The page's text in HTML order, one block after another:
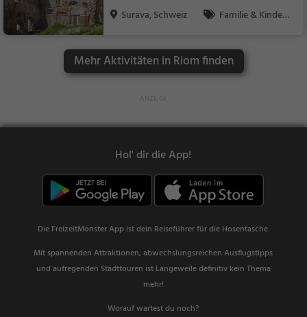
Surava, Schweiz
Familie & Kinder,
Mehr Aktivitäten in Riom finden
Hol' dir die App!
Die FreizeitMonster App ist dein Reiseführer für die Hosentasche.
Mit spannenden Attraktionen, abwechslungsreichen Ausflugstipps
und aufregenden Stadttouren ist Langeweile definitiv kein Thema
mehr!
Worauf wartest du noch?